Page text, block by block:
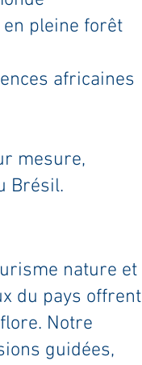
en pleine forêt
africaines
mesure,
Brésil.
nature et
du pays offrent
Notre
guidées,